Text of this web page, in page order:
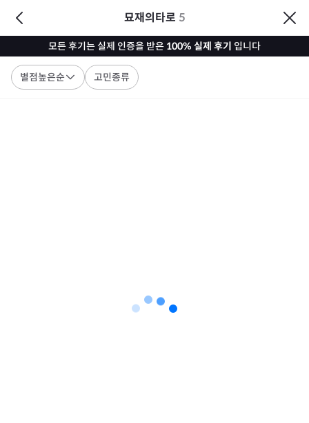
묘재의타로 5
모든 후기는 실제 인증을 받은 100% 실제 후기 입니다
별점높은순 고민종류